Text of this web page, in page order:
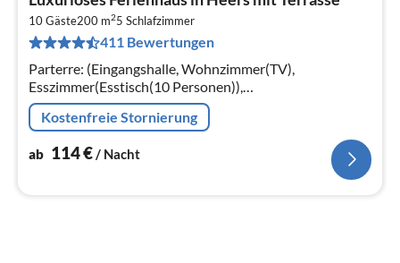
10 Gäste200 m25 Schlafzimmer
411 Bewertungen
Parterre: (Eingangshalle, Wohnzimmer(TV),
Esszimmer(Esstisch(10 Personen)),
Wohnküche(Kochherd(4 Kochplatten)
Kostenfreie Stornierung
ab 114€ / Nacht